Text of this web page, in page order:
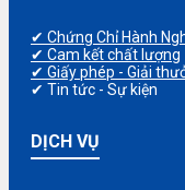
✔ Chứng Chỉ Hành
✔ Cam kết chất lượng
✔ Giấy phép - Giải
✔ Tin tức - Sự kiện
DỊCH VỤ